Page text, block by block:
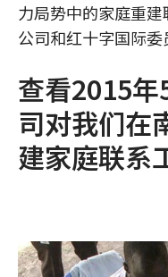
力局势中的家庭重
公司和红十字国际委
查看2015
司对我们在
建家庭联系